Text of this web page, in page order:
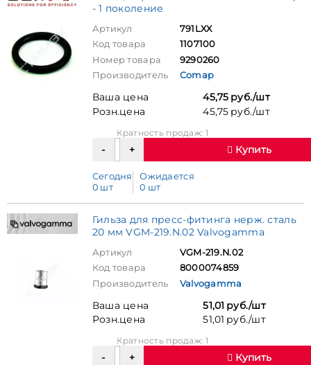
- 1 поколение
Артикул
791LXX
Код товара
1107100
Номер товара
9290260
Производитель
Comap
Ваша цена
45,75 руб./шт
Розн.цена
45,75 руб./шт
Кратность продаж: 1
Купить
Сегодня
0 шт
Ожидается
0 шт
Гильза для пресс-фитинга нерж. сталь
20 мм VGM-219.N.02 Valvogamma
Артикул
VGM-219.N.02
Код товара
8000074859
Производитель
Valvogamma
Ваша цена
51,01 руб./шт
Розн.цена
51,01 руб./шт
Кратность продаж: 1
Купить